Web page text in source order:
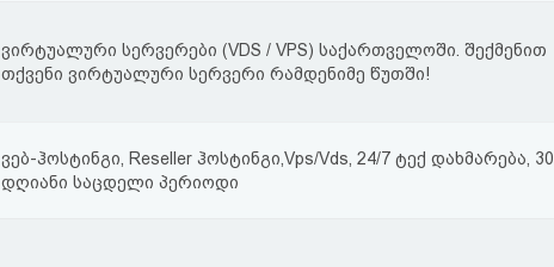
ვირტუალური სერვერები (VDS / VPS) საქართველოში. შექმენით
თქვენი ვირტუალური სერვერი რამდენიმე წუთში!
ვებ-ჰოსტინგი, Reseller ჰოსტინგი,Vps/Vds, 24/7 ტექ დახმარება, 30
დღიანი საცდელი პერიოდი